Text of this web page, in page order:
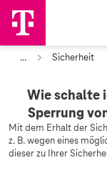
... Sicherheit
Wie schalte
Sperrung
Mit dem Erhalt der
z. B. wegen eines
dieser zu Ihrer